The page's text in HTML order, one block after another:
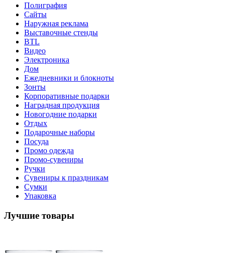
Полиграфия
Сайты
Наружная реклама
Выставочные стенды
BTL
Видео
Электроника
Дом
Ежедневники и блокноты
Зонты
Корпоративные подарки
Наградная продукция
Новогодние подарки
Отдых
Подарочные наборы
Посуда
Промо одежда
Промо-сувениры
Ручки
Сувениры к праздникам
Сумки
Упаковка
Лучшие товары